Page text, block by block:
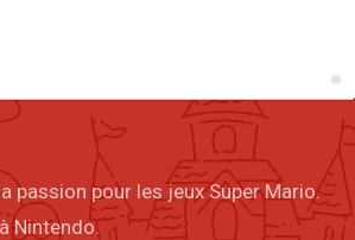
passion pour les jeux Super Mario.
Nintendo.